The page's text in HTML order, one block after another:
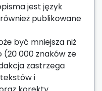
jest język
publikowane
być mniejsza niż
(20 000 znaków ze
zastrzega
i